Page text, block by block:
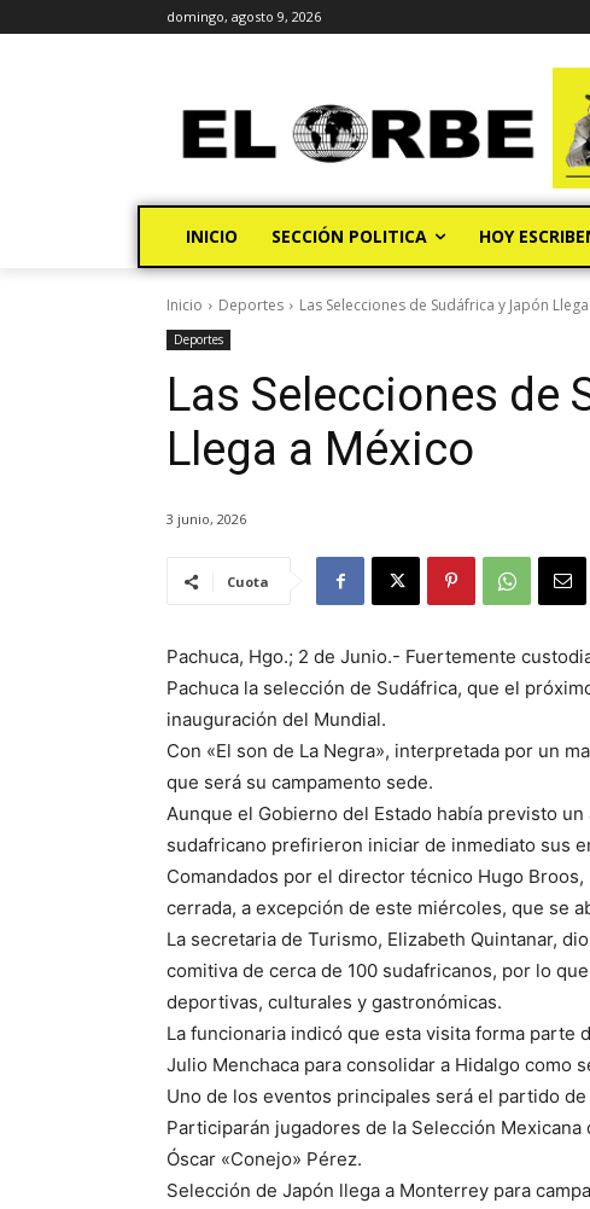
domingo, agosto 9, 2026
INICIO SECCIÓN POLITICA HOY
Inicio Deportes Las Selecciones de Sudáfrica y Japón
Deportes
Las Selecciones de
Llega a México
3 junio, 2026
Cuota
Pachuca, Hgo.; 2 de Junio.- Fuertemente
Pachuca la selección de Sudáfrica, que el
inauguración del Mundial.
Con «El son de La Negra», interpretada por un
que será su campamento sede.
Aunque el Gobierno del Estado había previsto
sudafricano prefirieron iniciar de inmediato sus
Comandados por el director técnico Hugo
cerrada, a excepción de este miércoles, que se
La secretaria de Turismo, Elizabeth Quintanar,
comitiva de cerca de 100 sudafricanos, por lo
deportivas, culturales y gastronómicas.
La funcionaria indicó que esta visita forma parte
Julio Menchaca para consolidar a Hidalgo como
Uno de los eventos principales será el partido
Participarán jugadores de la Selección
Óscar «Conejo» Pérez.
Selección de Japón llega a Monterrey para